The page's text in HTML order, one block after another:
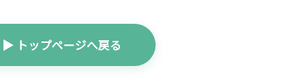
▶ トップページへ戻る